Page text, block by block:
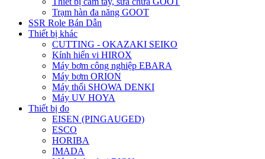
Trạm hàn đa năng GOOT
SSR Role Bán Dẫn
Thiết bị khác
CUTTING - OKAZAKI SEIKO
Kính hiển vi HIROX
Máy bơm công nghiệp EBARA
Máy bơm ORION
Máy thổi SHOWA DENKI
Máy UV HOYA
Thiết bị đo
EISEN (PINGAUGED)
ESCO
HORIBA
IMADA